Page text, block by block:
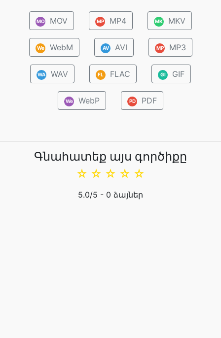
MO MOV MP MP4 MK MKV
We WebM AV AVI MP MP3
WA WAV FL FLAC GI GIF
We WebP PD PDF
Գնահատեք այս գործիքը
☆
☆
☆
☆
☆
5.0/5 - 0 ձայներ